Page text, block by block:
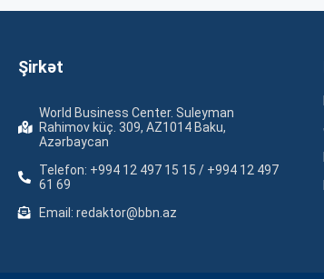
Şirkət
World Business Center. Suleyman
Rahimov küç. 309, AZ1014 Baku,
Azərbaycan
Telefon: +994 12 497 15 15 / +994 12 497
61 69
Email: redaktor@bbn.az